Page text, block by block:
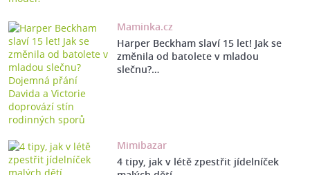
Maminka.cz
Harper Beckham slaví 15 let! Jak se
změnila od batolete v mladou
slečnu?…
Mimibazar
4 tipy, jak v létě zpestřit jídelníček